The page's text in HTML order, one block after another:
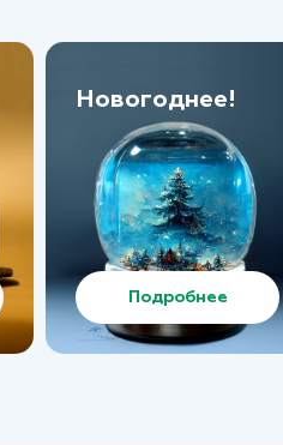
Новогоднее!
Подробнее